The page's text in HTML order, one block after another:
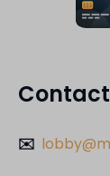
Contact
✉️